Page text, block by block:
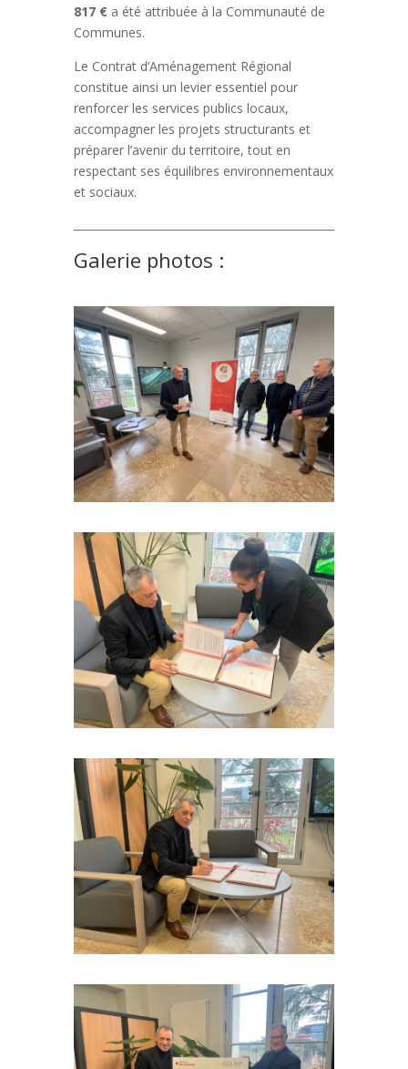
817 €a été attribuée à la Communauté de
Communes.
Le Contrat d’Aménagement Régional
constitue ainsi un levier essentiel pour
renforcer les services publics locaux,
accompagner les projets structurants et
préparer l’avenir du territoire, tout en
respectant ses équilibres environnementaux
et sociaux.
Galerie photos :